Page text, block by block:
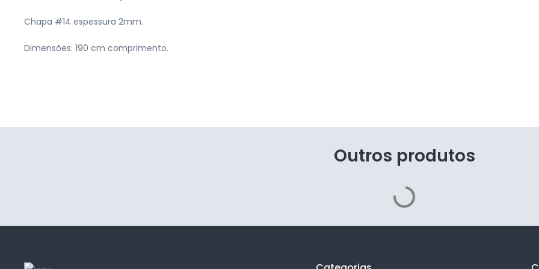
Chapa #14 espessura 2mm.
Dimensões: 190 cm comprimento.
Outros produtos